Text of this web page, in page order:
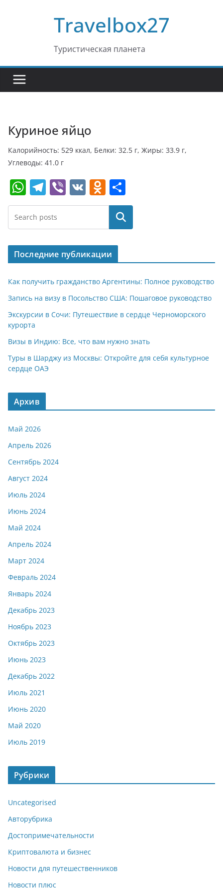
Travelbox27
Туристическая планета
Куриное яйцо
Калорийность: 529 ккал, Белки: 32.5 г, Жиры: 33.9 г,
Углеводы: 41.0 г
W
h
at
s
A
p
p
T
el
e
gr
a
m
Vi
b
V
K
O
d
o
kl
a
ss
ni
ki
т
п
р
в
и
т
ь
Поиск
Последние публикации
Как получить гражданство Аргентины: Полное руководство
Запись на визу в Посольство США: Пошаговое руководство
Экскурсии в Сочи: Путешествие в сердце Черноморского
курорта
Визы в Индию: Все, что вам нужно знать
Туры в Шарджу из Москвы: Откройте для себя культурное
сердце ОАЭ
Архив
Май 2026
Апрель 2026
Сентябрь 2024
Август 2024
Июль 2024
Июнь 2024
Май 2024
Апрель 2024
Март 2024
Февраль 2024
Январь 2024
Декабрь 2023
Ноябрь 2023
Октябрь 2023
Июнь 2023
Декабрь 2022
Июль 2021
Июнь 2020
Май 2020
Июль 2019
Рубрики
Uncategorised
Авторубрика
Достопримечательности
Криптовалюта и бизнес
Новости для путешественников
Новости плюс